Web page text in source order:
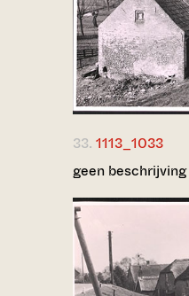
33. 1113_1033
geen beschrijving